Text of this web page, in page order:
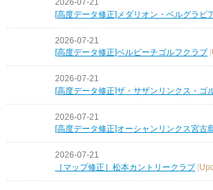
2026-07-21
[高度データ修正]メダリオン・ベルグラビ
2026-07-21
[高度データ修正]ベルビーチゴルフクラブ
2026-07-21
[高度データ修正]ザ・サザンリンクス・ゴ
2026-07-21
[高度データ修正]オーシャンリンクス宮古
2026-07-21
［マップ修正］松本カントリークラブ [